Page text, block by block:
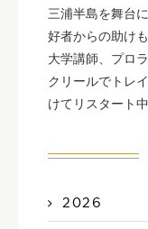
三浦半島を舞台
好者からの助け
大学講師、プロ
クリールでトレ
けてリスタート中
2026